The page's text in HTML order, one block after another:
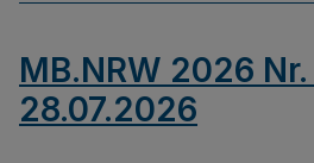
MB.NRW 2026
28.07.2026